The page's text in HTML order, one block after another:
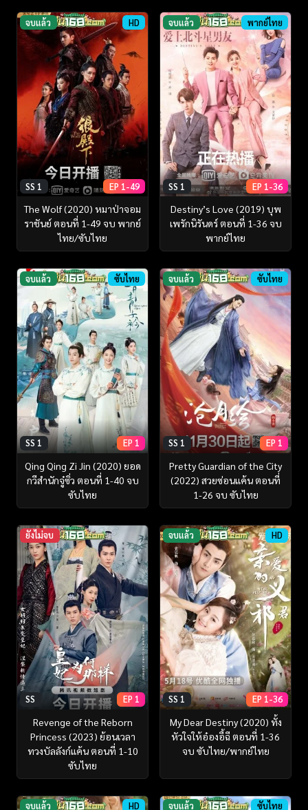
จบแล้ว HD
SS 1 EP 1-49
The Wolf (2020) หมาป่าจอม
ราชันย์ ตอนที่ 1-49 จบ พากย์
ไทย/ซับไทย
จบแล้ว พากย์ไทย
SS 1 EP 1-36
Destiny’s Love (2019) บุพ
เพรักนิรันดร์ ตอนที่ 1-36 จบ
พากย์ไทย
จบแล้ว ซับไทย
SS 1 EP 1
Qing Qing Zi Jin (2020) ยอด
กวีสำนักจู๋ซิ่ว ตอนที่ 1-40 จบ
ซับไทย
จบแล้ว ซับไทย
SS 1 EP 1
Pretty Guardian of the City
(2022) สวยซ่อนแค้น ตอนที่
1-26 จบ ซับไทย
ยังไม่จบ
SS EP 1
Revenge of the Reborn
Princess (2023) ย้อนเวลา
ทวงบัลลังก์แค้น ตอนที่ 1-10
ซับไทย
จบแล้ว HD
SS 1 EP 1-36
My Dear Destiny (2020) ทั้ง
หัวใจให้อ๋องอี้ฉี ตอนที่ 1-36
จบ ซับไทย/พากย์ไทย
จบแล้ว HD จบแล้ว ซับไทย